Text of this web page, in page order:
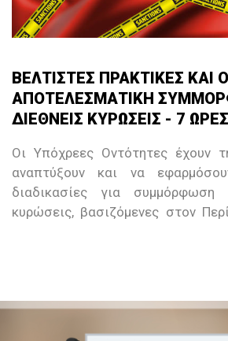
ΒΕΛΤΙΣΤΕΣ ΠΡΑΚΤΙΚΕΣ ΚΑΙ
ΑΠΟΤΕΛΕΣΜΑΤΙΚΗ
ΔΙΕΘΝΕΙΣ ΚΥΡΩΣΕΙΣ - 7 ΩΡΕΣ
Οι Υπόχρεες Οντότητες έχουν
αναπτύξουν και να
διαδικασίες για συμμόρφωση
κυρώσεις, βασιζόμενες στον
και τις σχετικές Οδηγίες των
Οντοτήτων, αποτελεί ισχυρό
εντοπισμό και την